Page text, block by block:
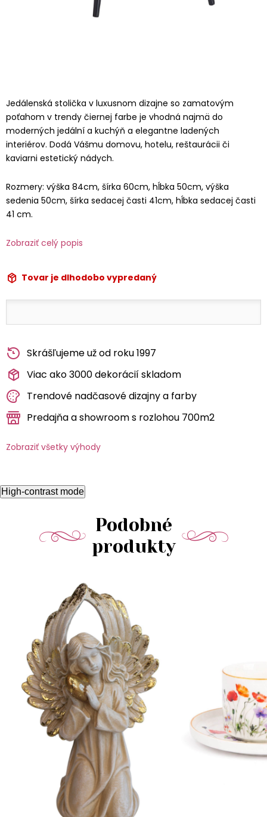
Jedálenská stolička v luxusnom dizajne so zamatovým
poťahom v trendy čiernej farbe je vhodná najmä do
moderných jedální a kuchýň a elegantne ladených
interiérov. Dodá Vášmu domovu, hotelu, reštaurácii či
kaviarni estetický nádych.
Rozmery: výška 84cm, šírka 60cm, hĺbka 50cm, výška
sedenia 50cm, šírka sedacej časti 41cm, hĺbka sedacej časti
41 cm.
Zobraziť celý popis
Tovar je dlhodobo vypredaný
Skrášľujeme už od roku 1997
Viac ako 3000 dekorácií skladom
Trendové nadčasové dizajny a farby
Predajňa a showroom s rozlohou 700m2
Zobraziť všetky výhody
High-contrast mode
Podobné
produkty